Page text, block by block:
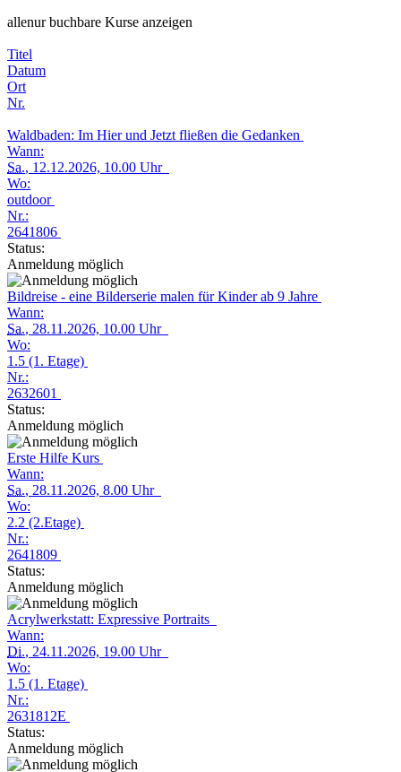
allenur buchbare Kurse anzeigen
Titel
Datum
Ort
Nr.
Waldbaden: Im Hier und Jetzt fließen die Gedanken
Wann:
Sa., 12.12.2026, 10.00 Uhr
Wo:
outdoor
Nr.:
2641806
Status:
Anmeldung möglich
Bildreise - eine Bilderserie malen für Kinder ab 9 Jahre
Wann:
Sa., 28.11.2026, 10.00 Uhr
Wo:
1.5 (1. Etage)
Nr.:
2632601
Status:
Anmeldung möglich
Erste Hilfe Kurs
Wann:
Sa., 28.11.2026, 8.00 Uhr
Wo:
2.2 (2.Etage)
Nr.:
2641809
Status:
Anmeldung möglich
Acrylwerkstatt: Expressive Portraits
Wann:
Di., 24.11.2026, 19.00 Uhr
Wo:
1.5 (1. Etage)
Nr.:
2631812E
Status:
Anmeldung möglich